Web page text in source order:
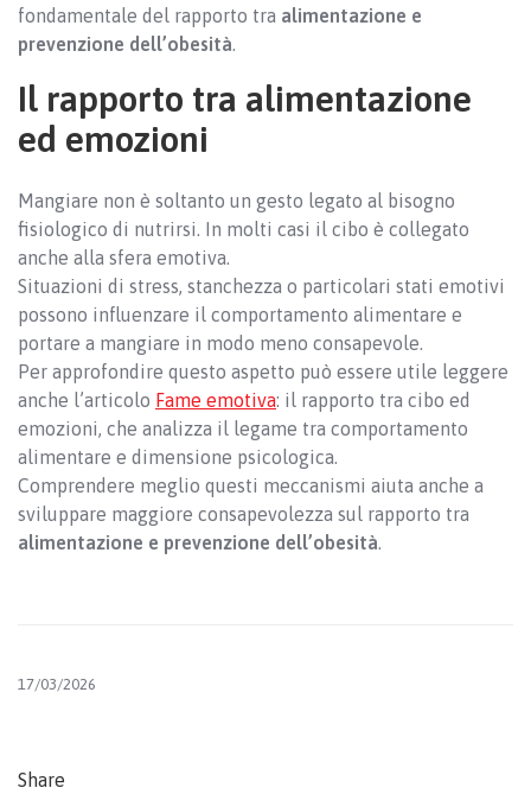
fondamentale del rapporto tra alimentazione e
prevenzione dell’obesità.
Il rapporto tra alimentazione
ed emozioni
Mangiare non è soltanto un gesto legato al bisogno
fisiologico di nutrirsi. In molti casi il cibo è collegato
anche alla sfera emotiva.
Situazioni di stress, stanchezza o particolari stati emotivi
possono influenzare il comportamento alimentare e
portare a mangiare in modo meno consapevole.
Per approfondire questo aspetto può essere utile leggere
anche l’articolo Fame emotiva: il rapporto tra cibo ed
emozioni, che analizza il legame tra comportamento
alimentare e dimensione psicologica.
Comprendere meglio questi meccanismi aiuta anche a
sviluppare maggiore consapevolezza sul rapporto tra
alimentazione e prevenzione dell’obesità.
17/03/2026
Share